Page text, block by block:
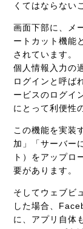
くてはならない
画面下部に、メ
ートカット機能
されています。
個人情報入力の
ログインと呼ば
ービスのログイ
にとって利便性
この機能を実装
加」「サーバー
ト）をアップロ
要があります。
そしてウェブビ
した場合、
に、 アプリ自体